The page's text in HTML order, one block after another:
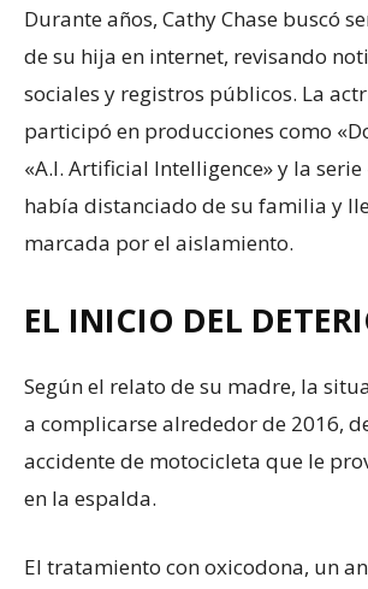
Durante años, Cathy Chase buscó
de su hija en internet, revisando
sociales y registros públicos. La
participó en producciones como
«A.I. Artificial Intelligence» y la serie
había distanciado de su familia y
marcada por el aislamiento.
EL INICIO DEL
Según el relato de su madre, la
a complicarse alrededor de 2016,
accidente de motocicleta que le
en la espalda.
El tratamiento con oxicodona, un